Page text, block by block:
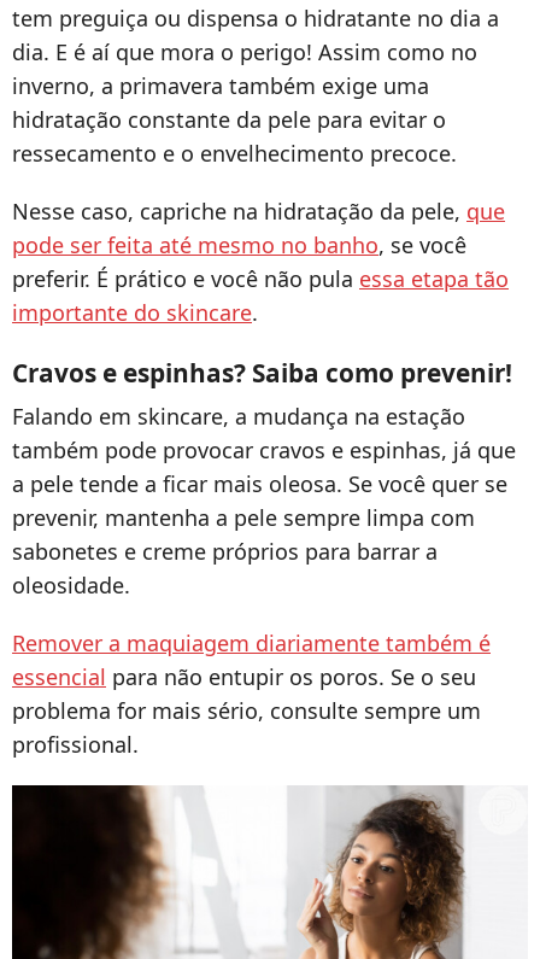
tem preguiça ou dispensa o hidratante no dia a
dia. E é aí que mora o perigo! Assim como no
inverno, a primavera também exige uma
hidratação constante da pele para evitar o
ressecamento e o envelhecimento precoce.
Nesse caso, capriche na hidratação da pele, que
pode ser feita até mesmo no banho, se você
preferir. É prático e você não pula essa etapa tão
importante do skincare.
Cravos e espinhas? Saiba como prevenir!
Falando em skincare, a mudança na estação
também pode provocar cravos e espinhas, já que
a pele tende a ficar mais oleosa. Se você quer se
prevenir, mantenha a pele sempre limpa com
sabonetes e creme próprios para barrar a
oleosidade.
Remover a maquiagem diariamente também é
essencial para não entupir os poros. Se o seu
problema for mais sério, consulte sempre um
profissional.